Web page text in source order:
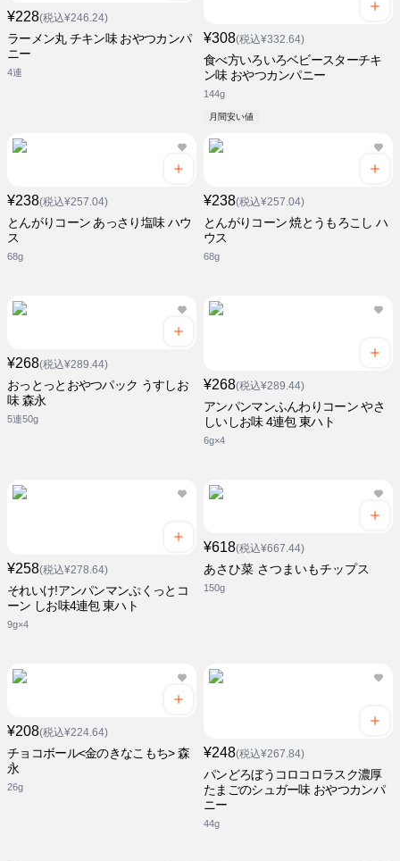
¥228(税込¥246.24)
ラーメン丸 チキン味 おやつカンパ
ニー
4連
¥308(税込¥332.64)
食べ方いろいろベビースターチキ
ン味 おやつカンパニー
144g
月間安い値
¥238(税込¥257.04)
とんがりコーン あっさり塩味 ハウ
ス
68g
¥238(税込¥257.04)
とんがりコーン 焼とうもろこし ハ
ウス
68g
¥268(税込¥289.44)
おっとっとおやつパック うすしお
味 森永
5連50g
¥268(税込¥289.44)
アンパンマンふんわりコーン やさ
しいしお味 4連包 東ハト
6g×4
¥258(税込¥278.64)
それいけ!アンパンマンぷくっとコ
ーン しお味4連包 東ハト
9g×4
¥618(税込¥667.44)
あさひ菜 さつまいもチップス
150g
¥208(税込¥224.64)
チョコボール<金のきなこもち> 森
永
26g
¥248(税込¥267.84)
パンどろぼうコロコロラスク濃厚
たまごのシュガー味 おやつカンパ
ニー
44g